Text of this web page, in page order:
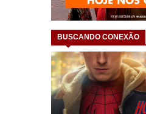
BUSCANDO CONEXÃO